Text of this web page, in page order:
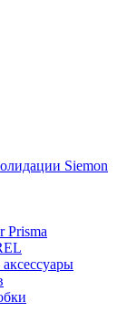
Siemon
Prisma